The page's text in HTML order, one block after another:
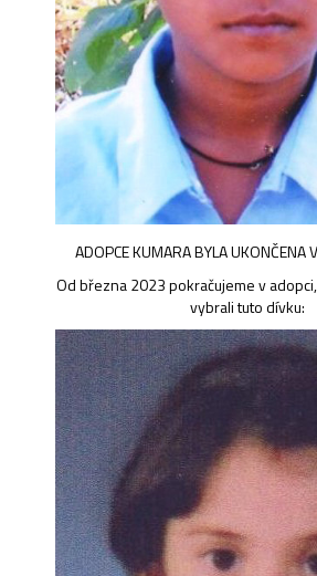
ADOPCE KUMARA BYLA UKONČENA
Od března 2023 pokračujeme v
vybrali tuto dívku: